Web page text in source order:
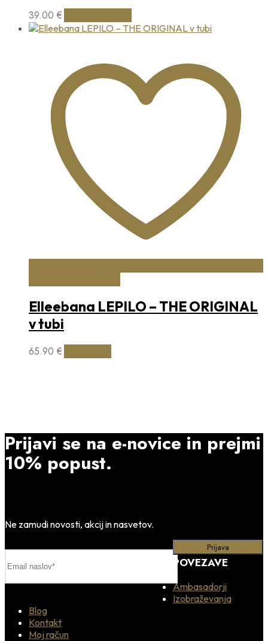
39.00 €
Elleebana LEPILO – THE ORIGINAL
v tubi
65.90 €
Prijavi se na e-novice in prejmi
10% popust.
Ne zamudi novosti, akcij in nasvetov.
POVEZAVE
Ambasadorji
Izobraževanja
Blog
Kontakt
Moj račun